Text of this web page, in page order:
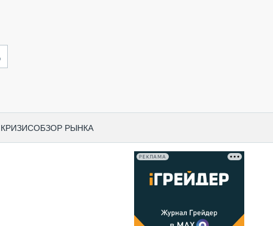
ОБЗОР РЫНКА
РЕКЛАМА